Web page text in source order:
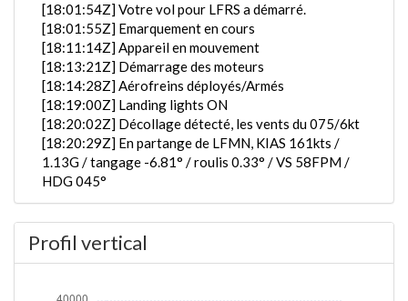
[18:01:54Z] Votre vol pour LFRS a démarré.
[18:01:55Z] Emarquement en cours
[18:11:14Z] Appareil en mouvement
[18:13:21Z] Démarrage des moteurs
[18:14:28Z] Aérofreins déployés/Armés
[18:19:00Z] Landing lights ON
[18:20:02Z] Décollage détecté, les vents du 075/6kt
[18:20:29Z] En partange de LFMN, KIAS 161kts /
1.13G / tangage -6.81° / roulis 0.33° / VS 58FPM /
HDG 045°
[18:20:32Z] trains rentrés / KIAS 169kts / GS 165kts
/ ALT 60ft
[18:20:51Z] L'appareil en montée / KIAS 164kts / GS
[18:22:11Z] Spoilers RETRACTED , KIAS 208kts /
Profil vertical